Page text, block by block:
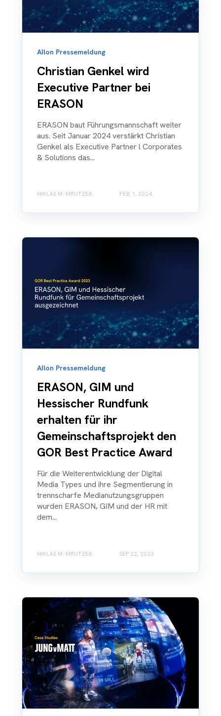
AIlon Pressemeldung
Christian Genkel wird
Executive Partner bei
ERASON
ERASON baut Führungsmannschaft weiter
aus. Seit Januar 2024 verstärkt Christian
Genkel als Executive Partner l Corporates
& Solutions das...
NIKLAS M. MRUTZEK FEB 1, 2024
AIlon Pressemeldung
ERASON, GIM und
Hessischer Rundfunk
erhalten für ihr
Gemeinschaftsprojekt den
GOR Best Practice Award
Für die Weiterentwicklung der Digital
Media Types und ihre Segmentierung in
trennscharfe Medianutzungsgruppen
wurden ERASON, GIM und der HR mit
dem...
NIKLAS M. MRUTZEK SEP 22, 2023